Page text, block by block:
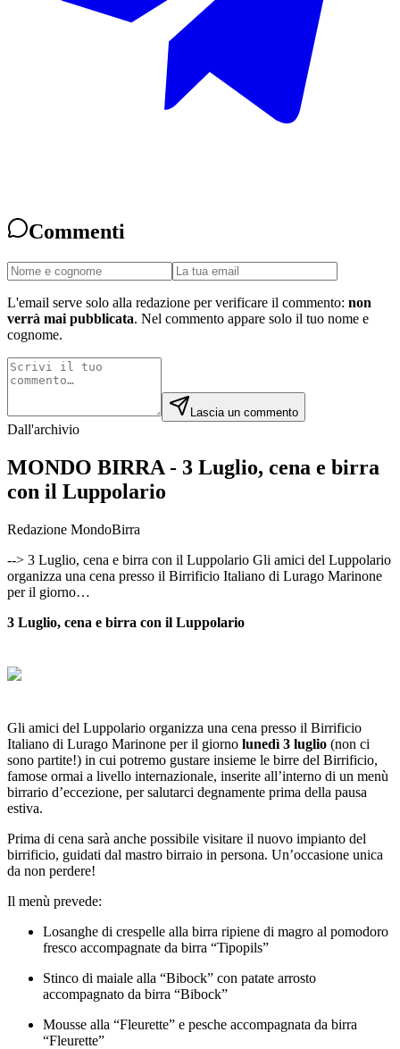
Commenti
L'email serve solo alla redazione per verificare il commento: non
verrà mai pubblicata. Nel commento appare solo il tuo nome e
cognome.
Lascia un commento
Dall'archivio
MONDO BIRRA - 3 Luglio, cena e birra
con il Luppolario
Redazione MondoBirra
--> 3 Luglio, cena e birra con il Luppolario Gli amici del Luppolario
organizza una cena presso il Birrificio Italiano di Lurago Marinone
per il giorno…
3 Luglio, cena e birra con il Luppolario
Gli amici del Luppolario organizza una cena presso il Birrificio
Italiano di Lurago Marinone per il giorno lunedì 3 luglio (non ci
sono partite!) in cui potremo gustare insieme le birre del Birrificio,
famose ormai a livello internazionale, inserite all’interno di un menù
birrario d’eccezione, per salutarci degnamente prima della pausa
estiva.
Prima di cena sarà anche possibile visitare il nuovo impianto del
birrificio, guidati dal mastro birraio in persona. Un’occasione unica
da non perdere!
Il menù prevede:
Losanghe di crespelle alla birra ripiene di magro al pomodoro
fresco accompagnate da birra “Tipopils”
Stinco di maiale alla “Bibock” con patate arrosto
accompagnato da birra “Bibock”
Mousse alla “Fleurette” e pesche accompagnata da birra
“Fleurette”